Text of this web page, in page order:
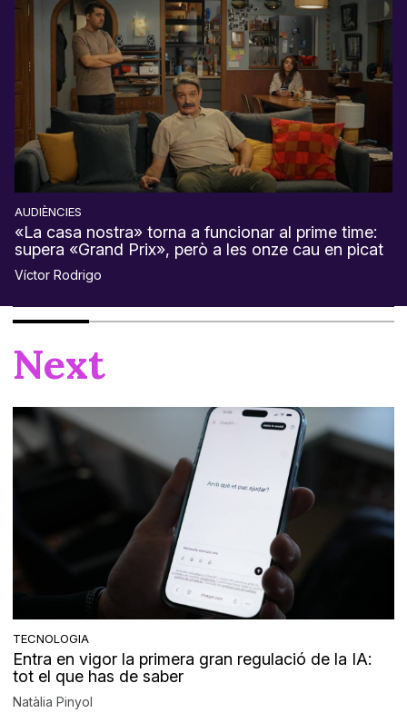
AUDIÈNCIES
«La casa nostra» torna a funcionar al prime time:
supera «Grand Prix», però a les onze cau en picat
Víctor Rodrigo
Next
TECNOLOGIA
Entra en vigor la primera gran regulació de la IA:
tot el que has de saber
Natàlia Pinyol